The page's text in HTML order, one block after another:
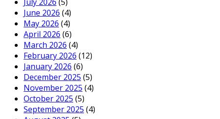
June 2026 (4)
May 2026 (4)
April 2026 (6)
March 2026 (4)
February 2026 (12)
January 2026 (6)
December 2025 (5)
November 2025 (4)
October 2025 (5)
September 2025 (4)